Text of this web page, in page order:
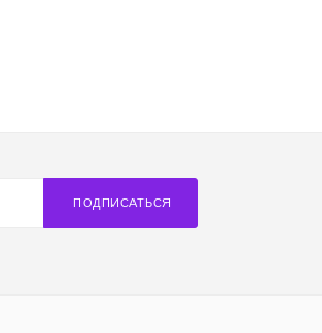
ПОДПИСАТЬСЯ